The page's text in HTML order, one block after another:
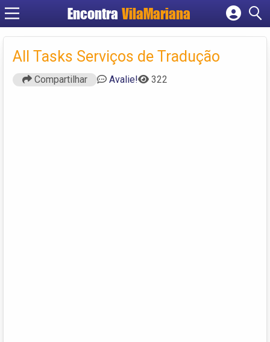
EncontraVilaMariana
Cadastrar empresa
Criar conta
All Tasks Serviços de Tradução
Compartilhar Avalie! 322